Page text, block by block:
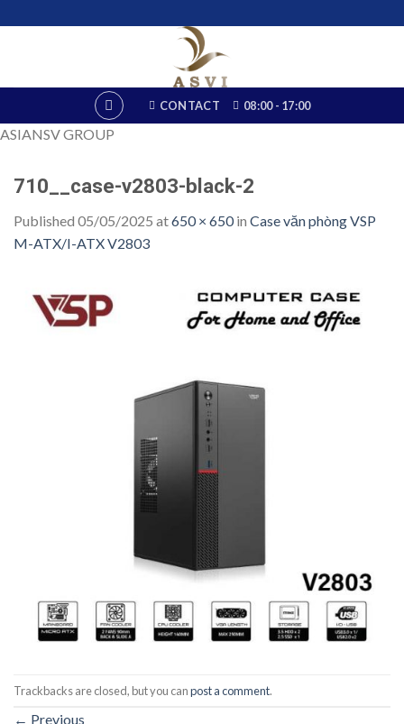
CONTACT 08:00 - 17:00
ASIANSV GROUP
710__case-v2803-black-2
Published 05/05/2025 at650 × 650in Case văn phòng VSP
M-ATX/I-ATX V2803
Trackbacks are closed, but you canpost a comment.
← Previous